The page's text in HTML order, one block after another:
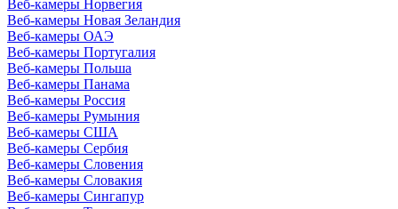
Веб-камеры Норвегия
Веб-камеры Новая Зеландия
Веб-камеры ОАЭ
Веб-камеры Португалия
Веб-камеры Польша
Веб-камеры Панама
Веб-камеры Россия
Веб-камеры Румыния
Веб-камеры США
Веб-камеры Сербия
Веб-камеры Словения
Веб-камеры Словакия
Веб-камеры Сингапур